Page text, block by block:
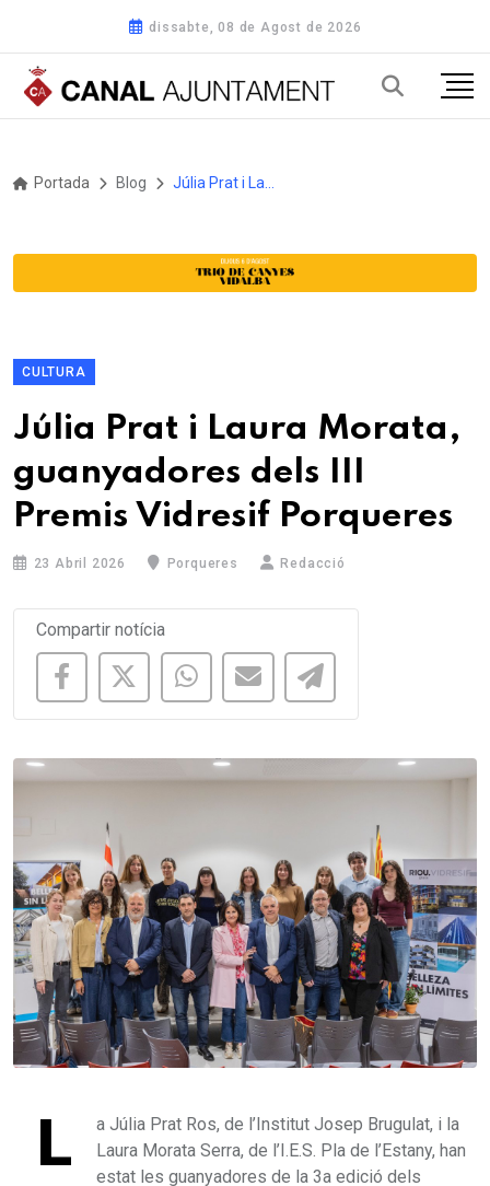
dissabte, 08 de Agost de 2026
Portada Blog
CULTURA
Júlia Prat i Laura Morata,
guanyadores dels III
Premis Vidresif Porqueres
23 Abril 2026 Porqueres Redacció
Compartir notícia
L
a Júlia Prat Ros, de l’Institut Josep Brugulat, i la
Laura Morata Serra, de l’I.E.S. Pla de l’Estany, han
estat les guanyadores de la 3a edició dels